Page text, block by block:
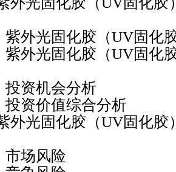
固化胶（UV固化胶
固化胶（UV固化胶
机会分析
价值综合分析
光固化胶（UV固化胶
风险